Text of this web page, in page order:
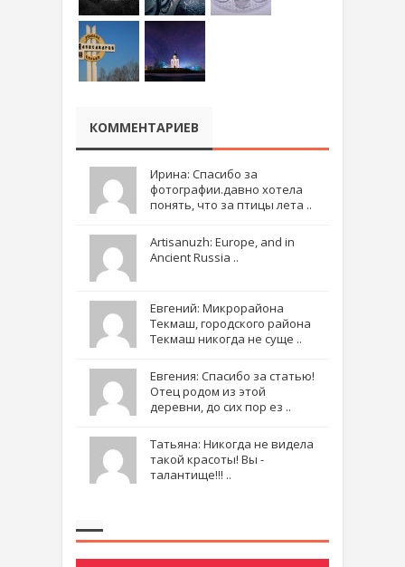
КОММЕНТАРИЕВ
Ирина: Спасибо за
фотографии.давно хотела
понять, что за птицы лета ..
Artisanuzh: Europe, and in
Ancient Russia ..
Евгений: Микрорайона
Текмаш, городского района
Текмаш никогда не суще ..
Евгения: Спасибо за статью!
Отец родом из этой
деревни, до сих пор ез ..
Татьяна: Никогда не видела
такой красоты! Вы -
талантище!!! ..